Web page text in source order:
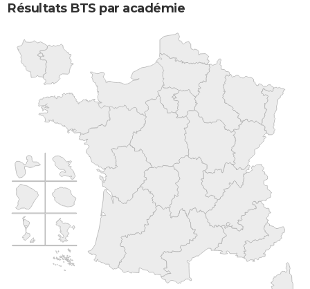
Résultats BTS par académie